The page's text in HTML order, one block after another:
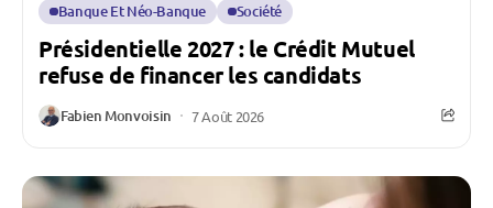
Banque Et Néo-Banque Société
Présidentielle 2027 : le Crédit Mutuel
refuse de financer les candidats
Fabien Monvoisin 7 Août 2026